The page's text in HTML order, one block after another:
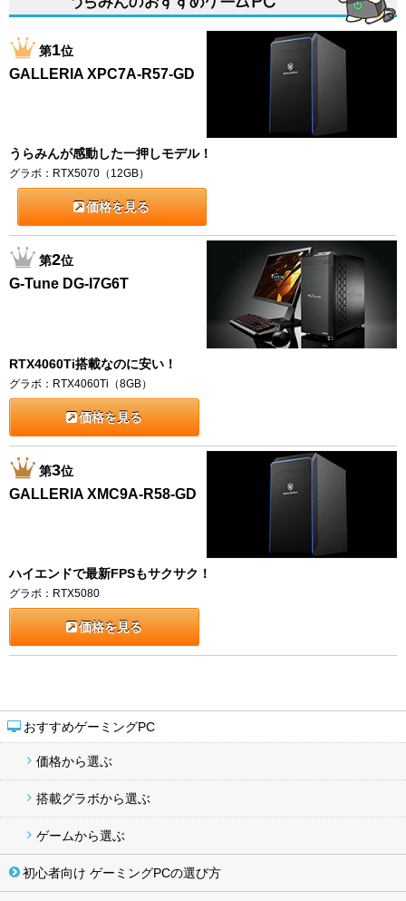
おすすめゲーミングPC
価格から選ぶ
搭載グラボから選ぶ
ゲームから選ぶ
初心者向け ゲーミングPCの選び方
第1位
GALLERIA XPC7A-R57-GD
うらみんが感動した一押しモデル！
グラボ：RTX5070（12GB）
価格を見る
第2位
G-Tune DG-I7G6T
RTX4060Ti搭載なのに安い！
グラボ：RTX4060Ti（8GB）
価格を見る
第3位
GALLERIA XMC9A-R58-GD
ハイエンドで最新FPSもサクサク！
グラボ：RTX5080
価格を見る